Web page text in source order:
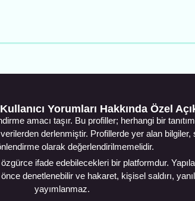
Yorumları Hakkında Özel
amacı taşır. Bu profiller; herhangi bir
derlenmiştir. Profillerde yer alan
olarak değerlendirilmemelidir.
ifade edebilecekleri bir platformdur.
denetlenebilir ve hakaret, kişisel saldırı,
yayımlanmaz.